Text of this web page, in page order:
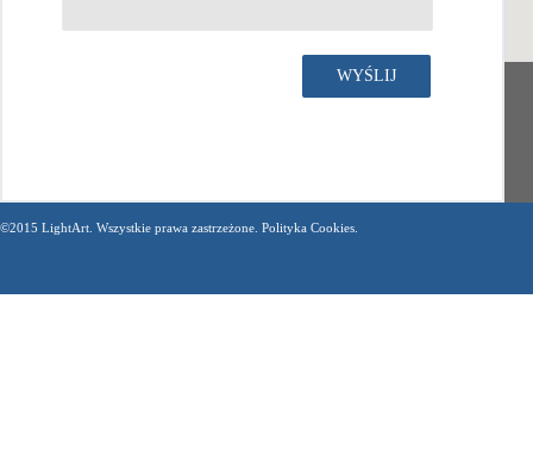
©2015 LightArt. Wszystkie prawa zastrzeżone. Polityka Cookies.